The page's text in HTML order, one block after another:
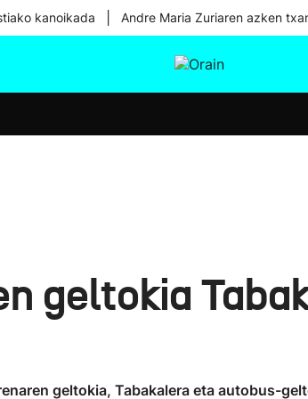
kanoikada Andre Maria Zuriaren azken
geltokia
geltokia, Tabakalera eta autobus-